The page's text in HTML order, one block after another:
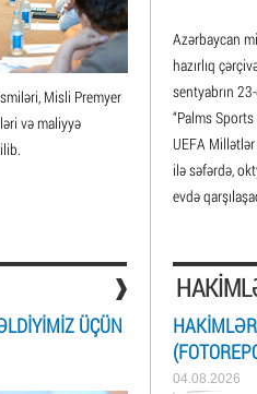
Misli Premyer
və maliyyə
Azərbaycan
hazırlıq
sentyabrın
“Palms
UEFA
ilə səfərdə,
evdə
ÜÇÜN
04.08.2026